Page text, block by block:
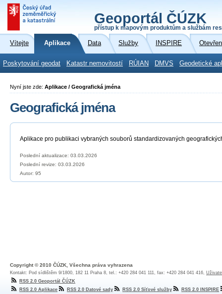
Geoportál ČÚZK
přístup k mapovým produktům a službám
Vítejte Aplikace Data Služby INSPIRE
Poskytování geodat Katastr nemovitostí RÚIAN DMVS Geodetické
Nyní jste zde: Aplikace / Geografická jména
Geografická jména
Aplikace pro publikaci vybraných souborů standardizovaných
Poslední aktualizace: 03.03.2026
Poslední revize: 03.03.2026
Autor: 95
Copyright © 2010 ČÚZK, Všechna práva vyhrazena
Kontakt: Pod sídlištěm 9/1800, 182 11 Praha 8, tel.: +420 284 041 111, fax: +420 284 041 416,
RSS 2.0 Geoportál ČÚZK
RSS 2.0 Aplikace
RSS 2.0 Datové sady RSS 2.0 Síťové služby RSS 2.0 INSPIRE